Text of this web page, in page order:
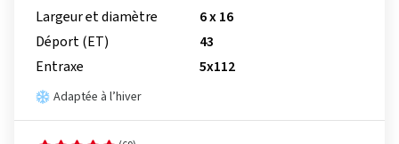
Largeur et diamètre
6 x 16
Déport (ET)
43
Entraxe
5x112
Adaptée à l’hiver